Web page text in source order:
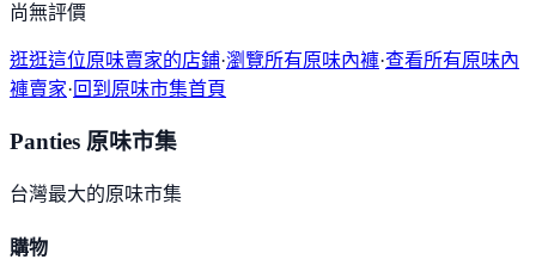
尚無評價
逛逛這位原味賣家的店鋪·瀏覽所有原味內褲·查看所有原味內
褲賣家·回到原味市集首頁
Panties 原味市集
台灣最大的原味市集
購物